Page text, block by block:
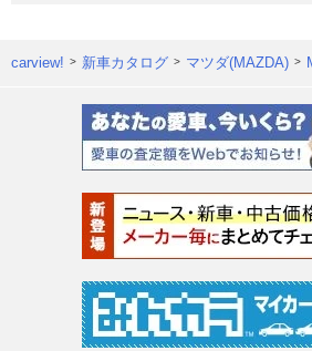
carview! 新車カタログ マツダ(MAZDA)